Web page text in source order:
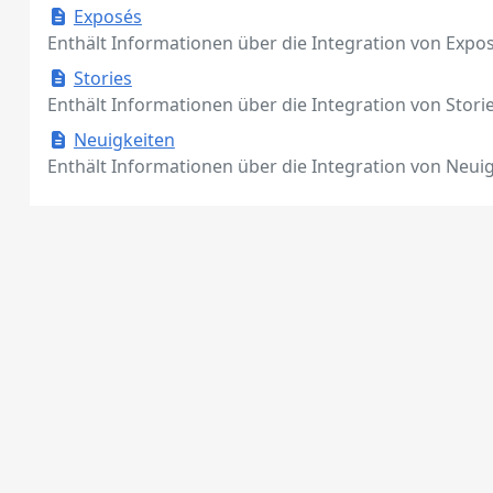
Exposés
Enthält Informationen über die Integration von
Stories
Enthält Informationen über die Integration von
Neuigkeiten
Enthält Informationen über die Integration von